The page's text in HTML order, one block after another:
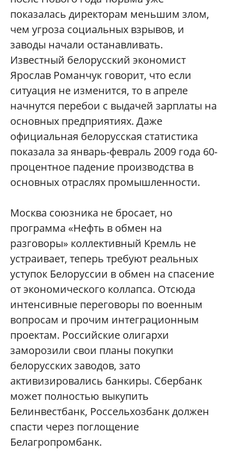
показалась директорам меньшим злом,
чем угроза социальных взрывов, и
заводы начали останавливать.
Известный белорусский экономист
Ярослав Романчук говорит, что если
ситуация не изменится, то в апреле
начнутся перебои с выдачей зарплаты на
основных предприятиях. Даже
официальная белорусская статистика
показала за январь-февраль 2009 года 60-
процентное падение производства в
основных отраслях промышленности.
Москва союзника не бросает, но
программа «Нефть в обмен на
разговоры» коллективный Кремль не
устраивает, теперь требуют реальных
уступок Белоруссии в обмен на спасение
от экономического коллапса. Отсюда
интенсивные переговоры по военным
вопросам и прочим интеграционным
проектам. Российские олигархи
заморозили свои планы покупки
белорусских заводов, зато
активизировались банкиры. Сбербанк
может полностью выкупить
Белинвестбанк, Россельхозбанк должен
спасти через поглощение
Белагропромбанк.